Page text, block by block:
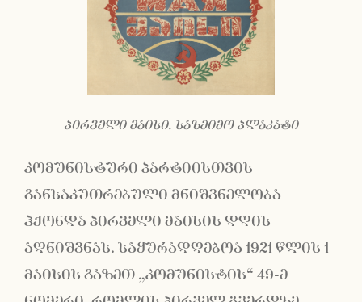
პირველი მაისი. საზეიმო პლაკატი
კომუნისტური პარტიისთვის
განსაკუთრებული მნიშვნელობა
ჰქონდა პირველი მაისის დღის
აღნიშვნას. საყურადღებოა 1921 წლის 1
მაისის გაზეთ „კომუნისტის“ 49-ე